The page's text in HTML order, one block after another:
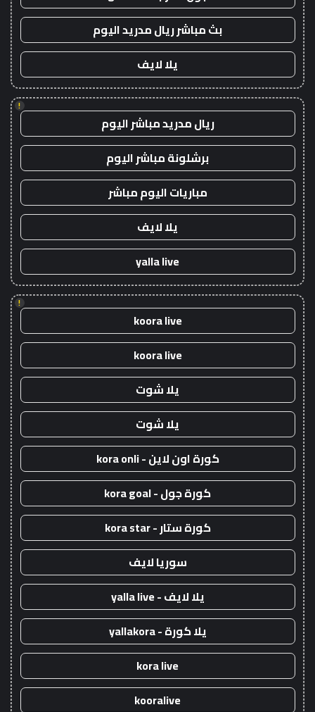
بث مباشر ريال مدريد اليوم
يلا لايف
!
ريال مدريد مباشر اليوم
برشلونة مباشر اليوم
مباريات اليوم مباشر
يلا لايف
yalla live
!
koora live
koora live
يلا شوت
يلا شوت
كورة اون لاين - kora onli
كورة جول - kora goal
كورة ستار - kora star
سوريا لايف
يلا لايف - yalla live
يلا كورة - yallakora
kora live
kooralive